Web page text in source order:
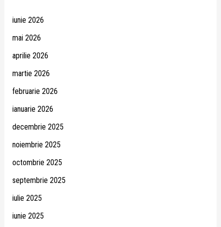
iunie 2026
mai 2026
aprilie 2026
martie 2026
februarie 2026
ianuarie 2026
decembrie 2025
noiembrie 2025
octombrie 2025
septembrie 2025
iulie 2025
iunie 2025